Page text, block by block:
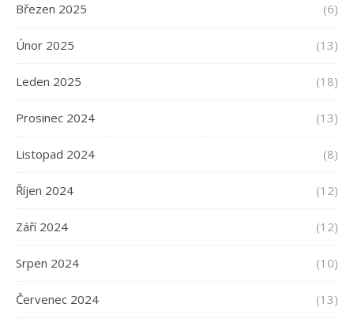
Březen 2025 (6)
Únor 2025 (13)
Leden 2025 (18)
Prosinec 2024 (13)
Listopad 2024 (8)
Říjen 2024 (12)
Září 2024 (12)
Srpen 2024 (10)
Červenec 2024 (13)